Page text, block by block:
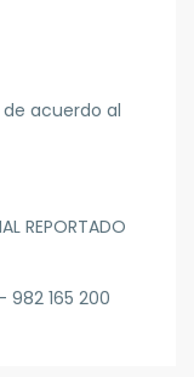
acuerdo al
REPORTADO
165 200